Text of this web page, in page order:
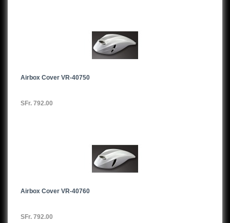
Airbox Cover VR-40750
SFr. 792.00
Airbox Cover VR-40760
SFr. 792.00